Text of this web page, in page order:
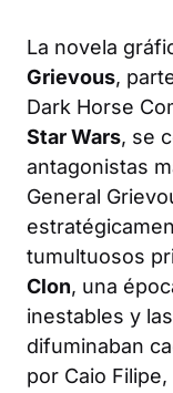
La novela
Grievous,
Dark Horse
Star Wars, se
antagonistas
General
tumultuosos
Clon, una
inestables y
difuminaban
por Caio